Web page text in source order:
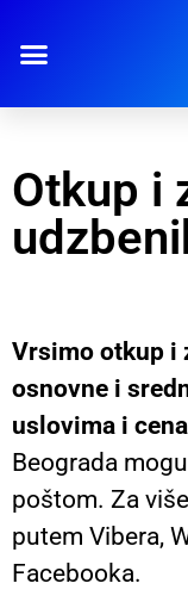
Otkup i
Vrsimo otkup i
osnovne i
uslovima i
Beograda
poštom. Za
putem Vibera,
Facebooka.